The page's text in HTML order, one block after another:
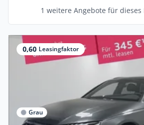
1 weitere Angebote für dieses
0,60 Leasingfaktor
Grau